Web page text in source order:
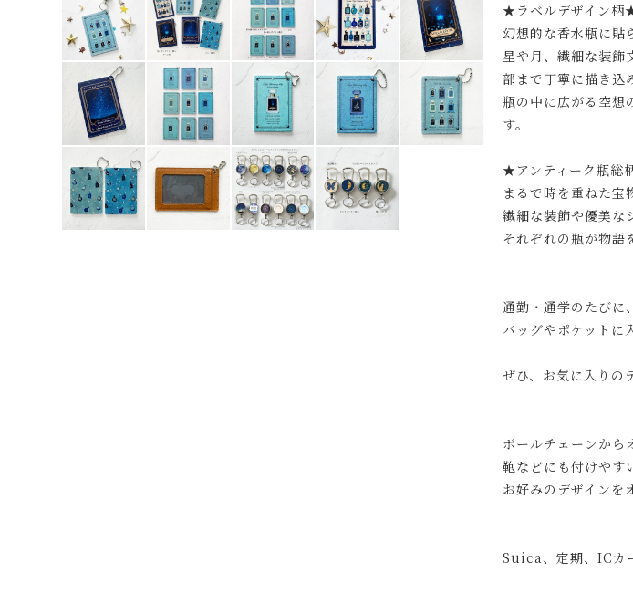
★ラベルデザイン柄
幻想的な香水瓶に貼
星や月、繊細な装飾
部まで丁寧に描き込
瓶の中に広がる空想
す。
★アンティーク瓶総
まるで時を重ねた宝
繊細な装飾や優美
それぞれの瓶が物語
通勤・通学のたびに
バッグやポケットに
ぜひ、お気に入りの
ボールチェーンから
鞄などにも付けやす
お好みのデザインを
Suica、定期、ICカ